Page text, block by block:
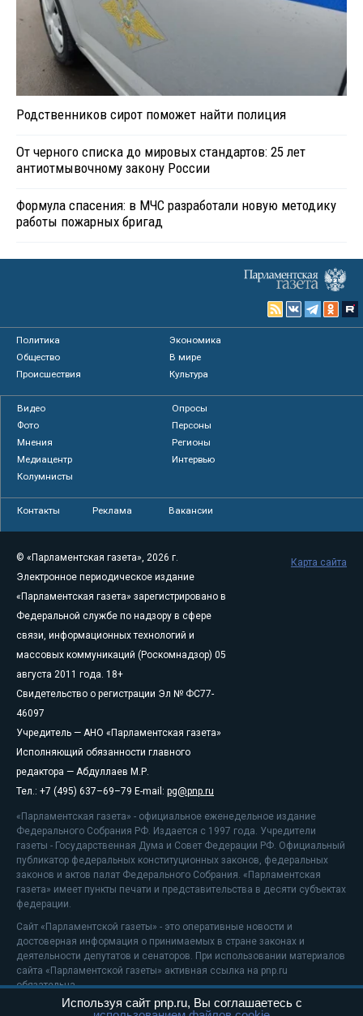
Родственников сирот поможет найти полиция
От черного списка до мировых стандартов: 25 лет
антиотмывочному закону России
Формула спасения: в МЧС разработали новую методику
работы пожарных бригад
Политика
Экономика
Общество
В мире
Происшествия
Культура
Видео
Опросы
Фото
Персоны
Мнения
Регионы
Медиацентр
Интервью
Колумнисты
Контакты Реклама Вакансии
© «Парламентская газета», 2026 г.
Электронное периодическое издание
«Парламентская газета» зарегистрировано в
Федеральной службе по надзору в сфере
связи, информационных технологий и
массовых коммуникаций (Роскомнадзор) 05
августа 2011 года. 18+
Свидетельство о регистрации Эл № ФС77-
46097
Учредитель — АНО «Парламентская газета»
Исполняющий обязанности главного
редактора — Абдуллаев М.Р.
Тел.: +7 (495) 637–69–79 E-mail: pg@pnp.ru
«Парламентская газета» - официальное еженедельное издание
Федерального Собрания РФ. Издается с 1997 года. Учредители
газеты - Государственная Дума и Совет Федерации РФ. Официальный
публикатор федеральных конституционных законов, федеральных
законов и актов палат Федерального Собрания. «Парламентская
газета» имеет пункты печати и представительства в десяти субъектах
федерации.
Сайт «Парламентской газеты» - это оперативные новости и
достоверная информация о принимаемых в стране законах и
деятельности депутатов и сенаторов. При использовании материалов
сайта «Парламентской газеты» активная ссылка на pnp.ru
обязательна.
На информационном ресурсе применяютсярекомендательные
Карта сайта
Используя сайт pnp.ru, Вы соглашаетесь с